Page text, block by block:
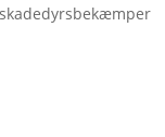
skadedyrsbekæmper